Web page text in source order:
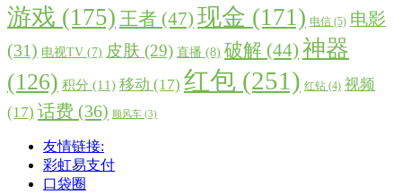
游戏 (175) 王者 (47) 现金 (171) 电信 (5) 电影
(31) 电视TV (7) 皮肤 (29) 直播 (8) 破解 (44) 神器
(126) 积分 (11) 移动 (17) 红包 (251) 红钻 (4) 视频
(17) 话费 (36) 顺风车 (3)
友情链接:
彩虹易支付
口袋圈